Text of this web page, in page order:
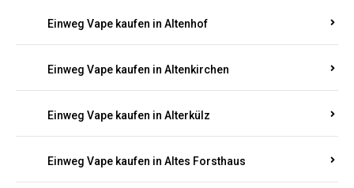
Einweg Vape kaufen in Altenhof
Einweg Vape kaufen in Altenkirchen
Einweg Vape kaufen in Alterkülz
Einweg Vape kaufen in Altes Forsthaus